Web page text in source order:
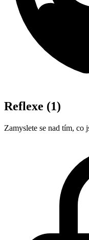
Reflexe (1)
Zamyslete se nad tím, co